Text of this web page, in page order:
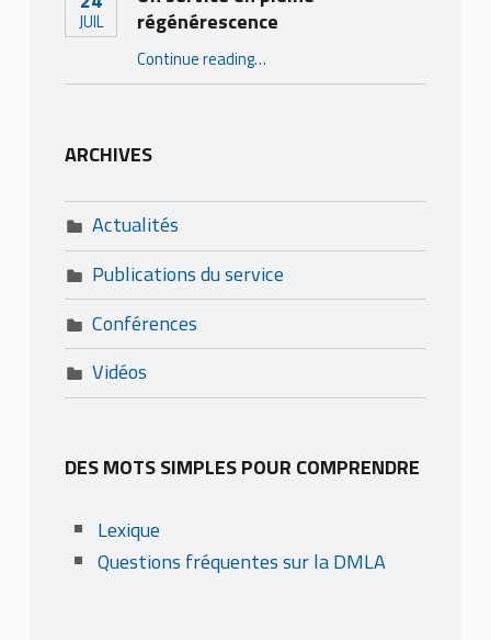
JUIL
régénérescence
Continue reading“Un service en pleine régénérescence”
…
ARCHIVES
Actualités
Publications du service
Conférences
Vidéos
DES MOTS SIMPLES POUR COMPRENDRE
Lexique
Questions fréquentes sur la DMLA